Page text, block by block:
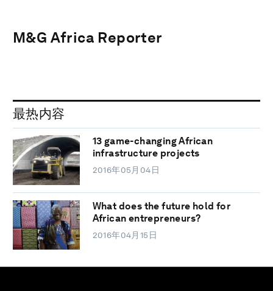
M&G Africa Reporter
最热内容
13 game-changing African
infrastructure projects
2016年05月04日
What does the future hold for
African entrepreneurs?
2016年04月15日